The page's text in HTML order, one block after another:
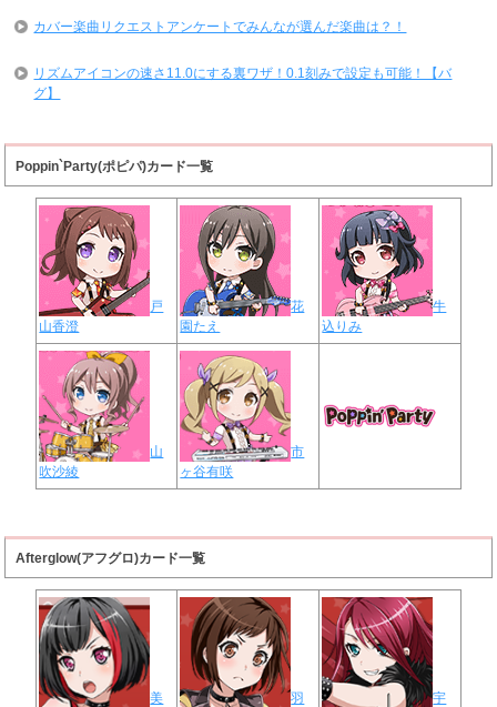
カバー楽曲リクエストアンケートでみんなが選んだ楽曲は？！
リズムアイコンの速さ11.0にする裏ワザ！0.1刻みで設定も可能！【バ
グ】
Poppin`Party(ポピパ)カード一覧
戸
山香澄
花
園たえ
牛
込りみ
山
吹沙綾
市
ヶ谷有咲
Afterglow(アフグロ)カード一覧
美
羽
宇